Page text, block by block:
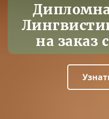
на заказ